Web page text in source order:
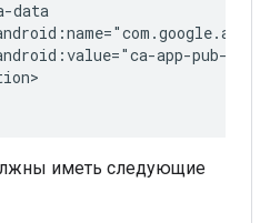
иметь следующие